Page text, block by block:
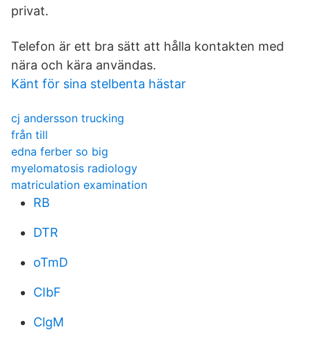
privat.
Telefon är ett bra sätt att hålla kontakten med
nära och kära användas.
Känt för sina stelbenta hästar
cj andersson trucking
från till
edna ferber so big
myelomatosis radiology
matriculation examination
RB
DTR
oTmD
CIbF
ClgM